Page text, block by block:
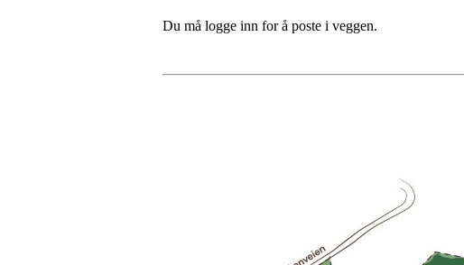
Du må logge inn for å poste i veggen.